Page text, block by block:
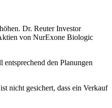
Dr. Reuter Investor
von NurExone Biologic
den Planungen
nicht gesichert, dass ein Verkauf